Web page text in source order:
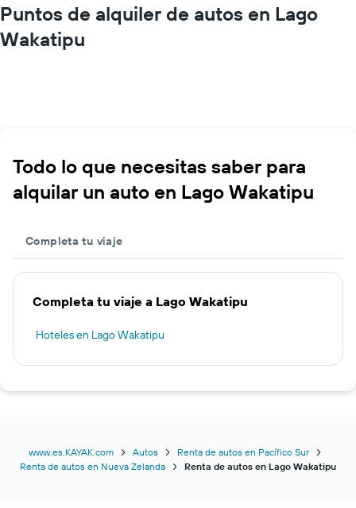
Puntos de alquiler de autos en Lago
Wakatipu
Todo lo que necesitas saber para
alquilar un auto en Lago Wakatipu
Completa tu viaje
Completa tu viaje a Lago Wakatipu
Hoteles en Lago Wakatipu
www.es.KAYAK.com Autos
Renta de autos en Pacífico Sur
Renta de autos en Nueva Zelanda
Renta de autos en Lago Wakatipu